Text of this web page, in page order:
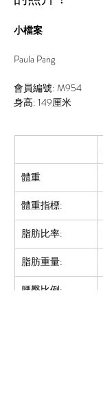
小檔案
Paula Pang
會員編號: M954
身高: 149厘米
體重
體重指標:
脂肪比率:
脂肪重量:
腰臀比例: